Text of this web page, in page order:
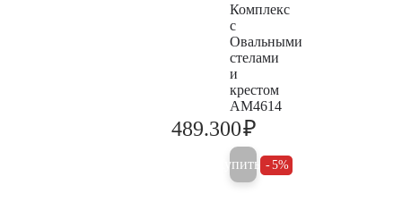
Комплекс
с
Овальными
стелами
и
крестом
AM4614
489.300₽
Купить 5%